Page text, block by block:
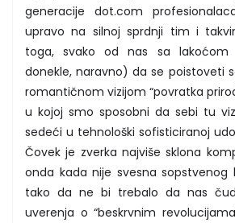
generacije dot.com
upravo na silnoj sprdnji tim i
toga, svako od nas sa
donekle, naravno) da se poistoveti
romantičnom vizijom “povratka
u kojoj smo sposobni da sebi tu
sedeći u tehnološki sofisticiranoj
Čovek je zverka najviše sklona
onda kada nije svesna sopstvenog
tako da ne bi trebalo da nas
uverenja o “beskrvnim